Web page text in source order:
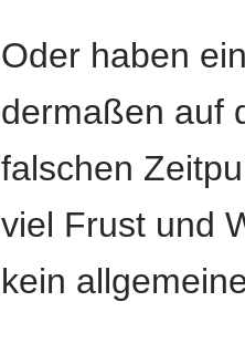
Oder haben
dermaßen auf
falschen
viel Frust und
kein